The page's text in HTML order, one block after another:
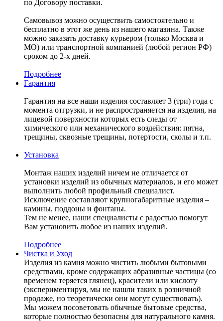
по Договору поставки.
Самовывоз можно осуществить самостоятельно и
бесплатно в этот же день из нашего магазина. Также
можно заказать доставку курьером (только Москва и
МО) или транспортной компанией (любой регион РФ)
сроком до 2-х дней.
Подробнее
Гарантия
Гарантия на все наши изделия составляет 3 (три) года с
момента отгрузки, и не распространяется на изделия, на
лицевой поверхности которых есть следы от
химического или механического воздействия: пятна,
трещины, сквозные трещины, потертости, сколы и т.п.
Установка
Монтаж наших изделий ничем не отличается от
установки изделий из обычных материалов, и его может
выполнить любой профильный специалист.
Исключение составляют крупногабаритные изделия –
камины, поддоны и фонтаны.
Тем не менее, наши специалисты с радостью помогут
Вам установить любое из наших изделий.
Подробнее
Чистка и Уход
Изделия из камня можно чистить любыми бытовыми
средствами, кроме содержащих абразивные частицы (со
временем теряется глянец), красители или кислоту
(экспериментируя, мы не нашли таких в розничной
продаже, но теоретически они могут существовать).
Мы можем посоветовать обычные бытовые средства,
которые полностью безопасны для натурального камня.